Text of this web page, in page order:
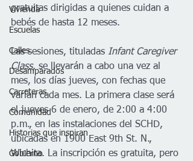
Vivienda
Escuelas
Calles
Desamparados
Carreteras
Comunidad
Historias que inspiran
Gobierno
gratuitas dirigidas a quienes cuidan a
bebés de hasta 12 meses.
Las sesiones, tituladas Infant Caregiver
Class, se llevarán a cabo una vez al
mes, los días jueves, con fechas que
varían cada mes. La primera clase será
el jueves 6 de enero, de 2:00 a 4:00
p.m., en las instalaciones del SCHD,
ubicadas en 1900 East 9th St. N.,
Wichita. La inscripción es gratuita, pero